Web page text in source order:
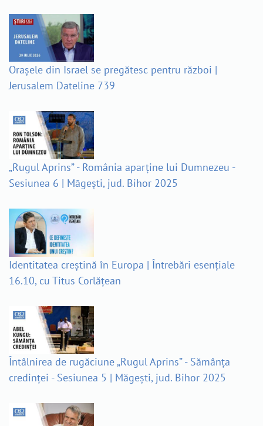
Orașele din Israel se pregătesc pentru război |
Jerusalem Dateline 739
„Rugul Aprins” - România aparține lui Dumnezeu -
Sesiunea 6 | Măgești, jud. Bihor 2025
Identitatea creștină în Europa | Întrebări esențiale
16.10, cu Titus Corlățean
Întâlnirea de rugăciune „Rugul Aprins” - Sămânța
credinței - Sesiunea 5 | Măgești, jud. Bihor 2025